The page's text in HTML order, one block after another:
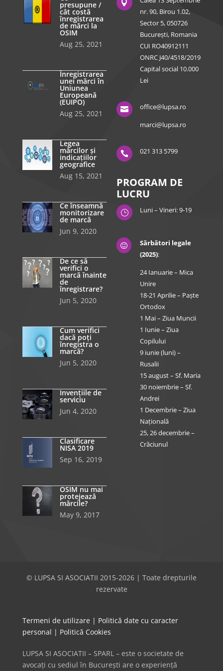
presupune /
cât costă
înregistrarea
de mărci la
OSIM
Aug 25, 2021
Înregistrarea
unei mărci în
Uniunea
Europeană
(EUIPO)
Aug 25, 2021
Legea
mărcilor și
indicațiilor
geografice
Aug 15, 2021
Ce înseamnă
monitorizare
de marcă
Jun 9, 2020
De ce să
verifici o
marcă înainte
de
înregistrare?
Jun 5, 2020
Cum verifici
dacă poți
înregistra o
marcă?
Jun 5, 2020
Invențiile de
serviciu
Jun 4, 2020
Clasificare
NISA 2019
Sep 16, 2019
OSIM nu mai
protejează
mărcile?
May 9, 2017

nr. 90, Birou 1.02,
Sector 5, 050726
București, Romania
CUI RO40912111
ONRC J40/4518/2019
Capital social 10.000
Lei

office@lupsa.ro
marci@lupsa.ro
 021 313 5799
PROGRAM DE
LUCRU
} Luni – Vineri: 9-19

Sărbători legale
(2025):
24 Ianuarie – Mica
Unire
18-21 Aprilie – Paște
Ortodox
1 Mai – Ziua Muncii
1 Iunie – Ziua
Copilului
9 iunie (luni) –
Rusalii
15 august – Sf. Maria
30 noiembrie – Sf.
Andrei
1 Decembrie – Ziua
Națională
25, 26 decembrie –
Crăciunul
© LUPSA SI ASOCIATII 2015-2026 | Toate drepturile
rezervate
Termeni de utilizare | Politică date cu caracter
personal | Politică Cookies
LUPSA SI ASOCIATII – SPARL – este o societate de
avocați cu sediul în București are o experiență